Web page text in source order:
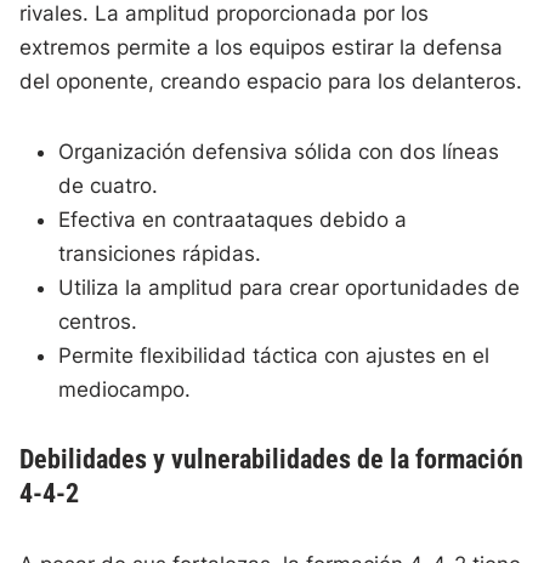
rivales. La amplitud proporcionada por los
extremos permite a los equipos estirar la defensa
del oponente, creando espacio para los delanteros.
Organización defensiva sólida con dos líneas
de cuatro.
Efectiva en contraataques debido a
transiciones rápidas.
Utiliza la amplitud para crear oportunidades de
centros.
Permite flexibilidad táctica con ajustes en el
mediocampo.
Debilidades y vulnerabilidades de la formación
4-4-2